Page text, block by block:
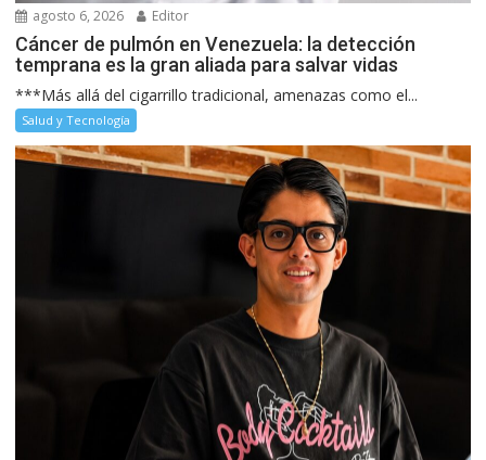
agosto 6, 2026 Editor
Cáncer de pulmón en Venezuela: la detección
temprana es la gran aliada para salvar vidas
***Más allá del cigarrillo tradicional, amenazas como el...
Salud y Tecnología